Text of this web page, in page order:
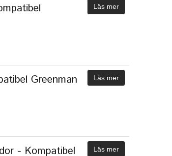
Läs mer
Greenman Läs mer
- Kompatibel Läs mer